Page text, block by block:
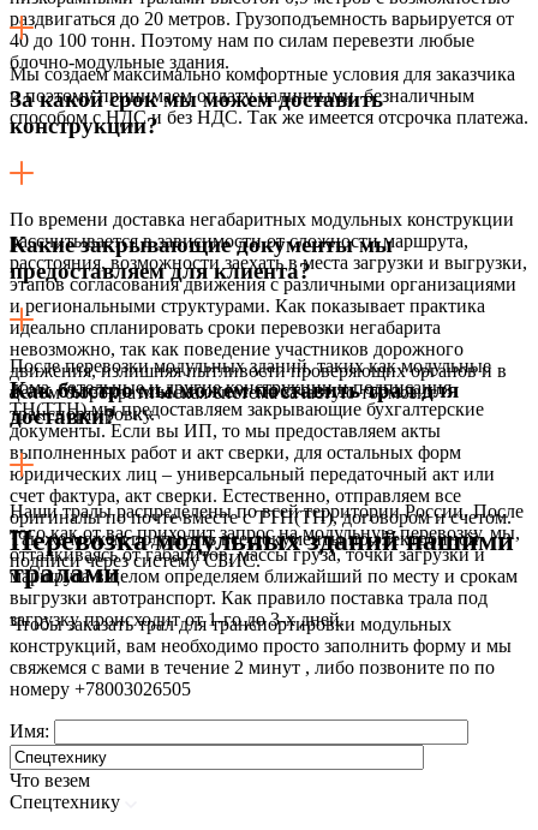
раздвигаться до 20 метров. Грузоподъемность варьируется от
40 до 100 тонн. Поэтому нам по силам перевезти любые
блочно-модульные здания.
Мы создаем максимально комфортные условия для заказчика
и поэтому принимаем оплату наличными, безналичным
способом с НДС и без НДС. Так же имеется отсрочка платежа.
За какой срок мы можем доставить
конструкции?
По времени доставка негабаритных модульных конструкции
рассчитывается в зависимости от сложности маршрута,
расстояния, возможности заехать в места загрузки и выгрузки,
этапов согласования движения с различными организациями
и региональными структурами. Как показывает практика
идеально спланировать сроки перевозки негабарита
невозможно, так как поведение участников дорожного
движения, излишняя пытливости проверяющих органов и в
целом бюрократическая система зачастую тормозит
транспортировку.
Какие закрывающие документы мы
предоставляем для клиента?
После перевозки модульных зданий, таких как модульные
дома, котельные и другие конструкции и подписания
ТН(ТТН) мы предоставляем закрывающие бухгалтерские
документы. Если вы ИП, то мы предоставляем акты
выполненных работ и акт сверки, для остальных форм
юридических лиц – универсальный передаточный акт или
счет фактура, акт сверки. Естественно, отправляем все
оригиналы по почте вместе с ТТН(ТН), договором и счетом.
Так же можем подписать все документы по электронной
подписи через систему СБИС.
Как быстро мы можем поставить трал для
доставки?
Наши тралы распределены по всей территории России. После
того как от вас приходит запрос на модульную перевозку, мы,
отталкиваясь от габаритов, массы груза, точки загрузки и
маршрута в целом определяем ближайший по месту и срокам
выгрузки автотранспорт. Как правило поставка трала под
загрузку происходит от 1-го до 3-х дней.
Перевозка модульных зданий нашими
тралами
Чтобы заказать трал для транспортировки модульных
конструкций, вам необходимо просто заполнить форму и мы
свяжемся с вами в течение 2 минут , либо позвоните по по
номеру +78003026505
Имя:
Что везем
Спецтехнику